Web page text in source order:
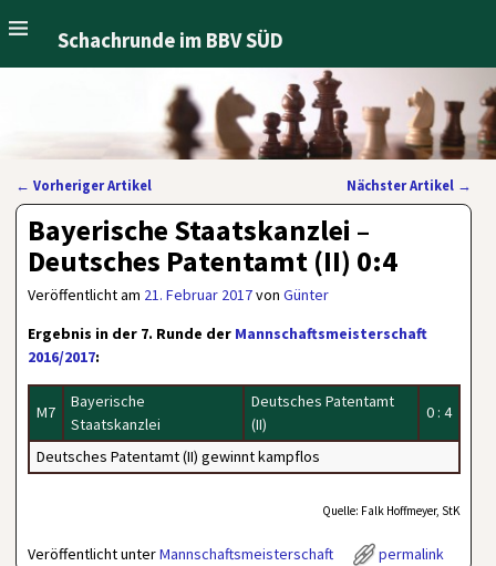
Schachrunde im BBV SÜD
Artikelnavigation
← Vorheriger Artikel Nächster Artikel →
Bayerische Staatskanzlei –
Deutsches Patentamt (II) 0:4
Veröffentlicht am 21. Februar 2017vonGünter
Ergebnis in der 7. Runde der Mannschaftsmeisterschaft
2016/2017:
M7
Bayerische
Staatskanzlei
Deutsches Patentamt
(II)
0 : 4
Deutsches Patentamt (II) gewinnt kampflos
Quelle: Falk Hoffmeyer, StK
Veröffentlicht unterMannschaftsmeisterschaft permalink